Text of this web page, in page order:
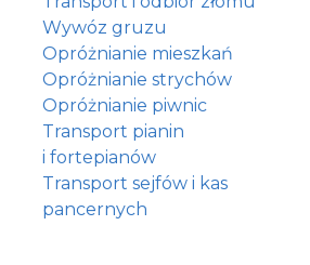
Wywóz gruzu
Opróżnianie mieszkań
Opróżnianie strychów
Opróżnianie piwnic
Transport pianin
i fortepianów
Transport sejfów i kas
pancernych